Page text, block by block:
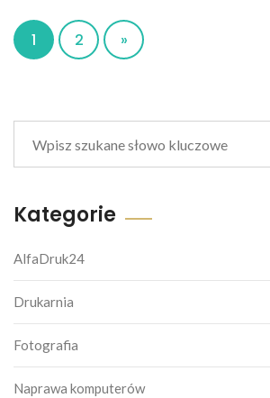
1 2 »
Kategorie
AlfaDruk24
Drukarnia
Fotografia
Naprawa komputerów